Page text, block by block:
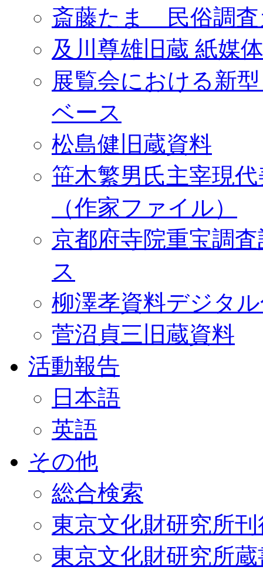
斎藤たま 民俗調査
及川尊雄旧蔵 紙媒
展覧会における新
ベース
松島健旧蔵資料
笹木繁男氏主宰現
（作家ファイル）
京都府寺院重宝調
ス
柳澤孝資料デジタ
菅沼貞三旧蔵資料
活動報告
日本語
英語
その他
総合検索
東京文化財研究所
東京文化財研究所